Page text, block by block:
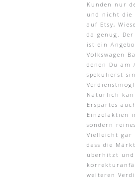
Kunden nur
und nicht die
auf Etsy,
da genug.
ist ein
Volkswagen
denen Du am
spekulierst
Natürlich
Erspartes
Einzelaktien
sondern
Vielleicht gar
dass die
überhitzt
weiteren